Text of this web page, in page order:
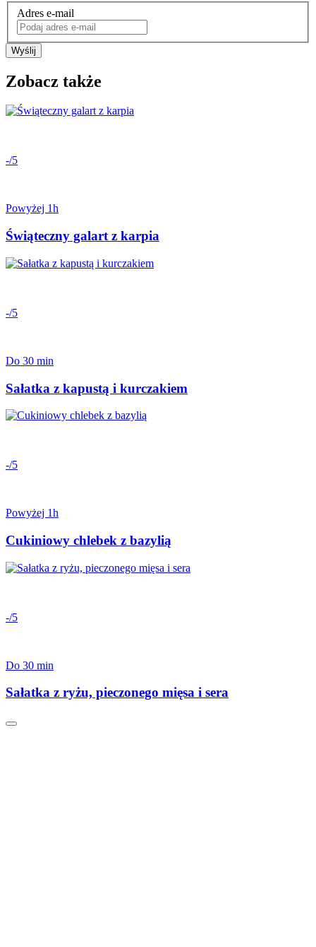
Adres e-mail
Wyślij
Zobacz także
-/5
Powyżej 1h
Świąteczny galart z karpia
-/5
Do 30 min
Sałatka z kapustą i kurczakiem
-/5
Powyżej 1h
Cukiniowy chlebek z bazylią
-/5
Do 30 min
Sałatka z ryżu, pieczonego mięsa i sera